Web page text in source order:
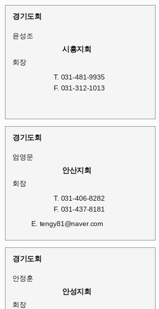
경기도회
윤성조
시흥지회
회장
T. 031-481-9935
F. 031-312-1013
경기도회
엄영문
안산지회
회장
T. 031-406-8282
F. 031-437-8181
E. tengy81@naver.com
경기도회
안정훈
안성지회
회장